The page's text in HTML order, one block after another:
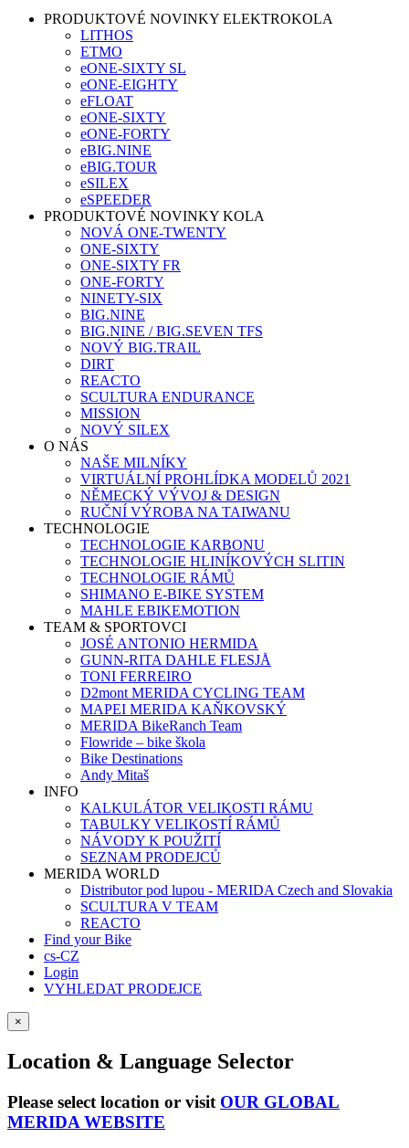
PRODUKTOVÉ NOVINKY ELEKTROKOLA
LITHOS
ETMO
eONE-SIXTY SL
eONE-EIGHTY
eFLOAT
eONE-SIXTY
eONE-FORTY
eBIG.NINE
eBIG.TOUR
eSILEX
eSPEEDER
PRODUKTOVÉ NOVINKY KOLA
NOVÁ ONE-TWENTY
ONE-SIXTY
ONE-SIXTY FR
ONE-FORTY
NINETY-SIX
BIG.NINE
BIG.NINE / BIG.SEVEN TFS
NOVÝ BIG.TRAIL
DIRT
REACTO
SCULTURA ENDURANCE
MISSION
NOVÝ SILEX
O NÁS
NAŠE MILNÍKY
VIRTUÁLNÍ PROHLÍDKA MODELŮ 2021
NĚMECKÝ VÝVOJ & DESIGN
RUČNÍ VÝROBA NA TAIWANU
TECHNOLOGIE
TECHNOLOGIE KARBONU
TECHNOLOGIE HLINÍKOVÝCH SLITIN
TECHNOLOGIE RÁMŮ
SHIMANO E-BIKE SYSTEM
MAHLE EBIKEMOTION
TEAM & SPORTOVCI
JOSÉ ANTONIO HERMIDA
GUNN-RITA DAHLE FLESJÅ
TONI FERREIRO
D2mont MERIDA CYCLING TEAM
MAPEI MERIDA KAŇKOVSKÝ
MERIDA BikeRanch Team
Flowride – bike škola
Bike Destinations
Andy Mitaš
INFO
KALKULÁTOR VELIKOSTI RÁMU
TABULKY VELIKOSTÍ RÁMŮ
NÁVODY K POUŽITÍ
SEZNAM PRODEJCŮ
MERIDA WORLD
Distributor pod lupou - MERIDA Czech and Slovakia
SCULTURA V TEAM
REACTO
Find your Bike
cs-CZ
Login
VYHLEDAT PRODEJCE
×
Location & Language Selector
Please select location or visit OUR GLOBAL
MERIDA WEBSITE